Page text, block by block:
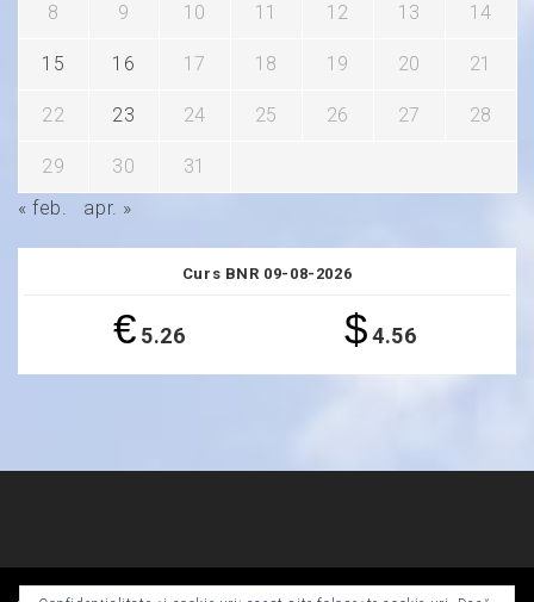
8 9 10 11 12 13 14
15 16 17 18 19 20 21
22 23 24 25 26 27 28
29 30
31
« feb.
apr. »
Curs BNR 09-08-2026
€ 5.26 $4.56